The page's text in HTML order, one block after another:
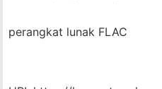
perangkat lunak FLAC